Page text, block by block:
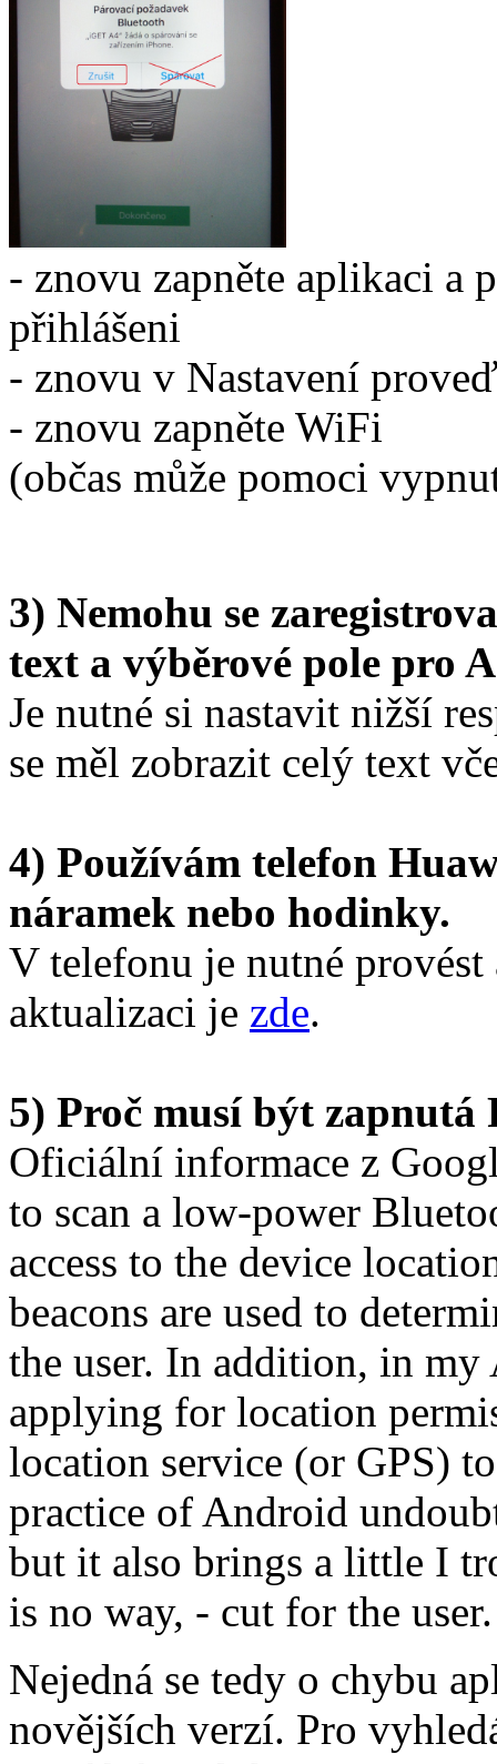
- znovu zapněte aplikaci a
přihlášeni
- znovu v Nastavení
- znovu zapněte WiFi
(občas může pomoci
3) Nemohu se
text a výběrové pole pro
Je nutné si nastavit nižší
se měl zobrazit celý text
4) Používám telefon
náramek nebo hodinky.
V telefonu je nutné
aktualizaci je zde.
5) Proč musí být
Oficiální informace z
to scan a low-power
access to the device
beacons are used to
the user. In addition, in
applying for location
location service (or GPS)
practice of Android
but it also brings a little I
is no way, - cut for the user.
Nejedná se tedy o chybu
novějších verzí. Pro